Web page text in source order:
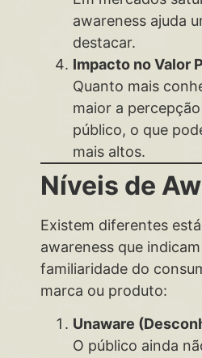
awareness ajuda
destacar.
Impacto no Valor
Quanto mais
maior a
público, o que
mais altos.
Níveis de
Existem diferentes
awareness que
familiaridade do
marca ou produto:
Unaware
O público ainda